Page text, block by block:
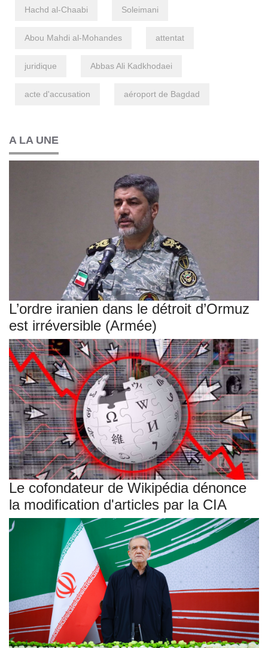
Hachd al-Chaabi Soleimani
Abou Mahdi al-Mohandes attentat
juridique Abbas Ali Kadkhodaei
acte d'accusation aéroport de Bagdad
A LA UNE
L’ordre iranien dans le détroit d’Ormuz
est irréversible (Armée)
Le cofondateur de Wikipédia dénonce
la modification d'articles par la CIA